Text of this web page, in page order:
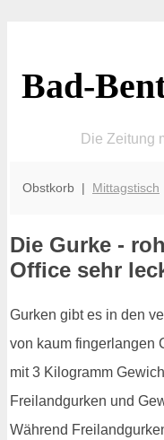
Bad-
Die Zeitung
Obstkorb | Mittagstisch
Die Gurke -
Office sehr
Gurken gibt es in den
von kaum fingerlangen
mit 3 Kilogramm
Freilandgurken und
Während